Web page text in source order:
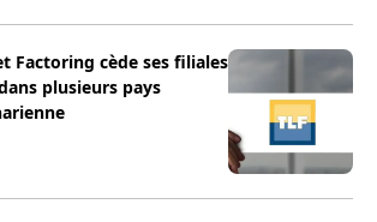
Factoring cède ses filiales
plusieurs pays